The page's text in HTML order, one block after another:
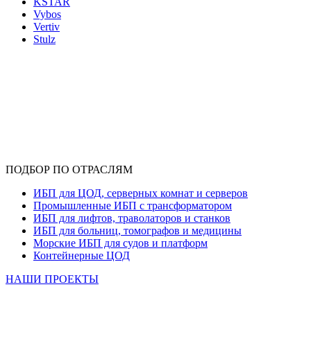
Vybos
Vertiv
Stulz
ПОДБОР ПО ОТРАСЛЯМ
ИБП для ЦОД, серверных комнат и серверов
Промышленные ИБП с трансформатором
ИБП для лифтов, траволаторов и станков
ИБП для больниц, томографов и медицины
Морские ИБП для судов и платформ
Контейнерные ЦОД
НАШИ ПРОЕКТЫ